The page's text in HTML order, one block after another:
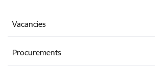
Vacancies
Procurements